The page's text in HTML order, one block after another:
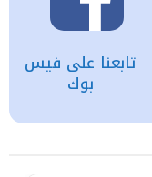
تابعنا على فيس
بوك